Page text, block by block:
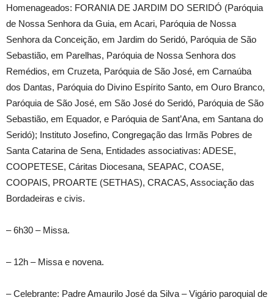
Homenageados: FORANIA DE JARDIM DO SERIDÓ (Paróquia
de Nossa Senhora da Guia, em Acari, Paróquia de Nossa
Senhora da Conceição, em Jardim do Seridó, Paróquia de São
Sebastião, em Parelhas, Paróquia de Nossa Senhora dos
Remédios, em Cruzeta, Paróquia de São José, em Carnaúba
dos Dantas, Paróquia do Divino Espírito Santo, em Ouro Branco,
Paróquia de São José, em São José do Seridó, Paróquia de São
Sebastião, em Equador, e Paróquia de Sant’Ana, em Santana do
Seridó); Instituto Josefino, Congregação das Irmãs Pobres de
Santa Catarina de Sena, Entidades associativas: ADESE,
COOPETESE, Cáritas Diocesana, SEAPAC, COASE,
COOPAIS, PROARTE (SETHAS), CRACAS, Associação das
Bordadeiras e civis.
– 6h30 – Missa.
– 12h – Missa e novena.
– Celebrante: Padre Amaurilo José da Silva – Vigário paroquial de